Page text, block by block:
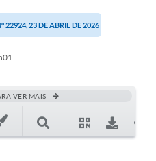
22924, 23 DE ABRIL DE 2026
VER MAIS